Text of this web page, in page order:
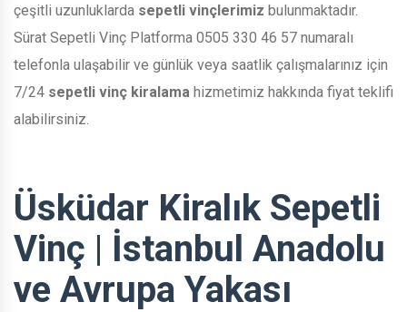
çeşitli uzunluklarda sepetli vinçlerimiz bulunmaktadır.
Sürat Sepetli Vinç Platforma 0505 330 46 57 numaralı
telefonla ulaşabilir ve günlük veya saatlik çalışmalarınız için
7/24 sepetli vinç kiralama hizmetimiz hakkında fiyat teklifi
alabilirsiniz.
Üsküdar Kiralık Sepetli
Vinç | İstanbul Anadolu
ve Avrupa Yakası